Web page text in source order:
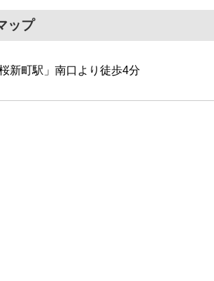
ップ
新町駅」南口より徒歩4分